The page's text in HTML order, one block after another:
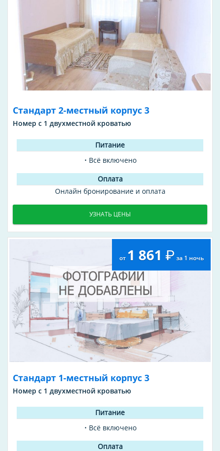
Стандарт 2-местный корпус 3
Номер с 1 двухместной кроватью
Всё включено
Онлайн бронирование и оплата
УЗНАТЬ ЦЕНЫ
от 1 861 за 1 ночь
Стандарт 1-местный корпус 3
Номер с 1 двухместной кроватью
Всё включено